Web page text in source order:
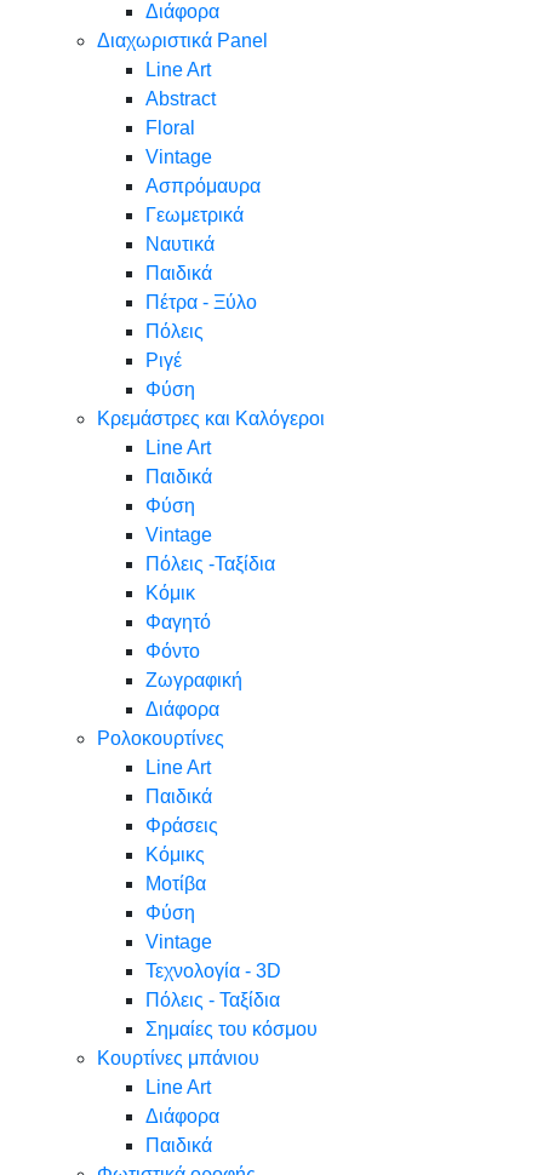
Διάφορα
Διαχωριστικά Panel
Line Art
Abstract
Floral
Vintage
Ασπρόμαυρα
Γεωμετρικά
Ναυτικά
Παιδικά
Πέτρα - Ξύλο
Πόλεις
Ριγέ
Φύση
Κρεμάστρες και Καλόγεροι
Line Art
Παιδικά
Φύση
Vintage
Πόλεις -Ταξίδια
Κόμικ
Φαγητό
Φόντο
Ζωγραφική
Διάφορα
Ρολοκουρτίνες
Line Art
Παιδικά
Φράσεις
Κόμικς
Μοτίβα
Φύση
Vintage
Τεχνολογία - 3D
Πόλεις - Ταξίδια
Σημαίες του κόσμου
Κουρτίνες μπάνιου
Line Art
Διάφορα
Παιδικά